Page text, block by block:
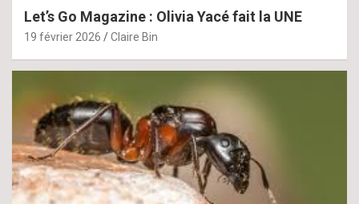
Let’s Go Magazine : Olivia Yacé fait la UNE
19 février 2026 Claire Bin